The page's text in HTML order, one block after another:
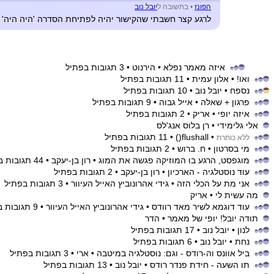
הפונז • בתשובה ליובל נוב
לרגע קצר חשבתי שהקישור יהיה לפתיחת הסדרה 'היה היה'
איזה מאמר נפלא • הירנוט • 3 תגובות בפתיל
ואו! • אלון עמית • 11 תגובות בפתיל
נספח • יובל נוב • 10 תגובות בפתיל
פרגון + שאלה • אייל גבוה • 9 תגובות בפתיל
איזה יופי • אריק • 2 תגובות בפתיל
אלי גלימידי • רן בלוס אנג'לס
ללא כותרת • flushall()
• 11 תגובות בפתיל
מי בסרטון • ח. ברוש • 2 תגובות בפתיל
מוגפסט, הרגע בו המוזיקה פגשה את המוג • רון בן-יעקב • 44 תגובות בפתיל
עוד נוסטלגיה - הארכיון • רון בן-יעקב • 2 תגובות בפתיל
אני מת על הכלי הזה • גידי אהרונוביץ האייל העיוור • 3 תגובות בפתיל
מה עשית לי • אריק
עוד דוגמא לשיר מאד רוודס • גידי אהרונוביץ האייל העיוור • 9 תגובות בפתיל
תודה יובל! יופי של מאמר • הדר
לנון • יובל נוב • 17 תגובות בפתיל
נחת • יובל נוב • 6 תגובות בפתיל
ביל אוונס וה-רודס - וגם: נוסטלגיה במיטבה • ארי • 3 תגובות בפתיל
תו השעה - חידת פנדר רודס • יובל נוב • 13 תגובות בפתיל